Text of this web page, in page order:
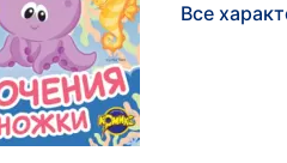
Все